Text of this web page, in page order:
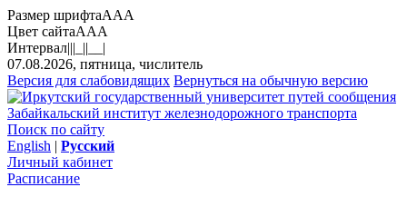
Размер шрифтаAAA
Цвет сайтаAAA
Интервал|||_||__|
07.08.2026, пятница, числитель
Версия для слабовидящих Вернуться на обычную версию
Забайкальский институт железнодорожного транспорта
Поиск по сайту
English | Русский
Личный кабинет
Расписание